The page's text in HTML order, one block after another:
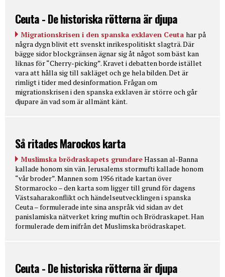
Ceuta - De historiska rötterna är djupa
Migrationskrisen i den spanska exklaven Ceuta har på
några dygn blivit ett svenskt inrikespolitiskt slagträ. Där
bägge sidor blockgränsen ägnar sig åt något som bäst kan
liknas för “Cherry-picking”. Kravet i debatten borde istället
vara att hålla sig till sakläget och ge hela bilden. Det är
rimligt i tider med desinformation. Frågan om
migrationskrisen i den spanska exklaven är större och går
djupare än vad som är allmänt känt.
Så ritades Marockos karta
Muslimska brödraskapets grundareHassan al-Banna
kallade honom sin vän. Jerusalems stormufti kallade honom
“vår broder”. Mannen som 1956 ritade kartan över
Stormarocko – den karta som ligger till grund för dagens
Västsaharakonflikt och händelseutvecklingen i spanska
Ceuta – formulerade inte sina anspråk vid sidan av det
panislamiska nätverket kring muftin och Brödraskapet. Han
formulerade dem inifrån det Muslimska brödraskapet.
Ceuta - De historiska rötterna är djupa